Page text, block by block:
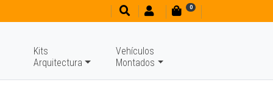
0
Kits
Arquitectura
Vehículos
Montados